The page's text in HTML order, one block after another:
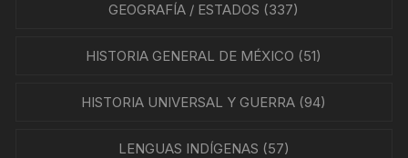
GEOGRAFÍA / ESTADOS (337)
HISTORIA GENERAL DE MÉXICO (51)
HISTORIA UNIVERSAL Y GUERRA (94)
LENGUAS INDÍGENAS (57)